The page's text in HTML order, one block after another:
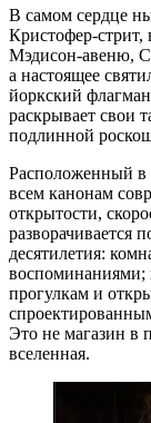
В самом сердце
Кристофер-стрит,
Мэдисон-авеню,
а настоящее
йоркский
раскрывает свои
подлинной
Расположенный в
всем канонам
открытости,
разворачивается
десятилетия:
прогулкам и
Это не магазин в
вселенная.